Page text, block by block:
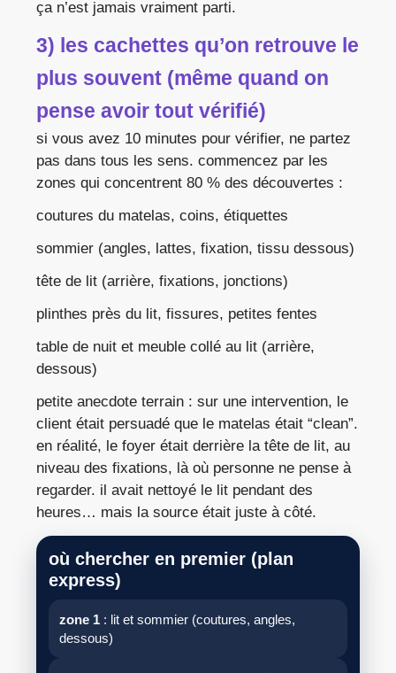
ça n’est jamais vraiment parti.
3) les cachettes qu’on retrouve le
plus souvent (même quand on
pense avoir tout vérifié)
si vous avez 10 minutes pour vérifier, ne partez
pas dans tous les sens. commencez par les
zones qui concentrent 80 % des découvertes :
coutures du matelas, coins, étiquettes
sommier (angles, lattes, fixation, tissu dessous)
tête de lit (arrière, fixations, jonctions)
plinthes près du lit, fissures, petites fentes
table de nuit et meuble collé au lit (arrière,
dessous)
petite anecdote terrain : sur une intervention, le
client était persuadé que le matelas était “clean”.
en réalité, le foyer était derrière la tête de lit, au
niveau des fixations, là où personne ne pense à
regarder. il avait nettoyé le lit pendant des
heures… mais la source était juste à côté.
où chercher en premier (plan
express)
zone 1 : lit et sommier (coutures, angles,
dessous)